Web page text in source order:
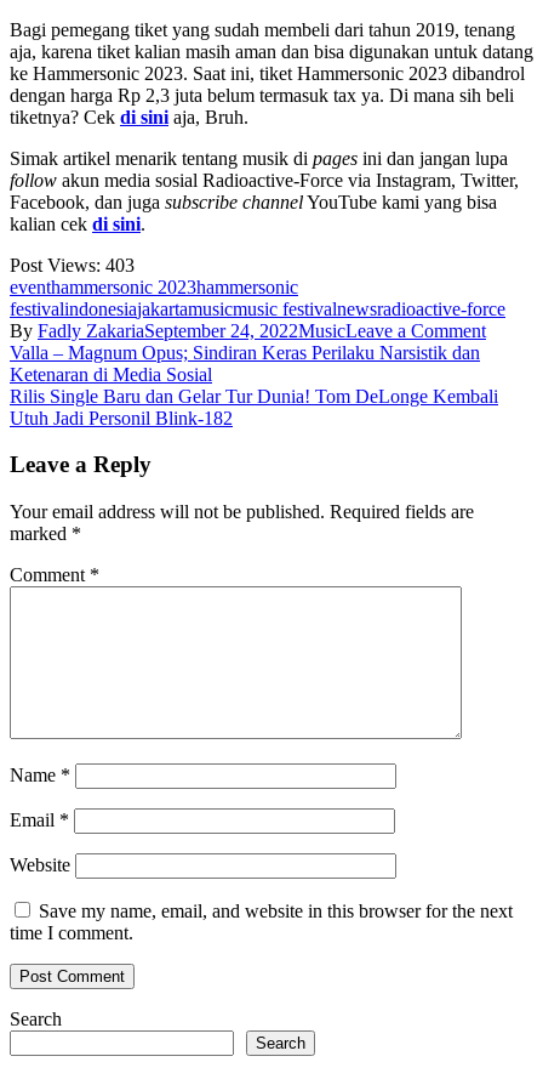
Bagi pemegang tiket yang sudah membeli dari tahun 2019, tenang
aja, karena tiket kalian masih aman dan bisa digunakan untuk datang
ke Hammersonic 2023. Saat ini, tiket Hammersonic 2023 dibandrol
dengan harga Rp 2,3 juta belum termasuk tax ya. Di mana sih beli
tiketnya? Cek di sini aja, Bruh.
Simak artikel menarik tentang musik di pages ini dan jangan lupa
follow akun media sosial Radioactive-Force via Instagram, Twitter,
Facebook, dan juga subscribe channelYouTube kami yang bisa
kalian cek di sini.
Post Views: 403
eventhammersonic 2023hammersonic
festivalindonesiajakartamusicmusic festivalnewsradioactive-force
By Fadly ZakariaSeptember 24, 2022MusicLeave a Commenton
Cadas
Post
navigation
Valla – Magnum Opus; Sindiran Keras Perilaku Narsistik dan
Ketenaran di Media Sosial
Rilis Single Baru dan Gelar Tur Dunia! Tom DeLonge Kembali
Utuh Jadi Personil Blink-182
Leave a Reply
Your email address will not be published. Required fields are
marked *
Comment *
Name *
Email *
Website
Save my name, email, and website in this browser for the next
time I comment.
Search
Search